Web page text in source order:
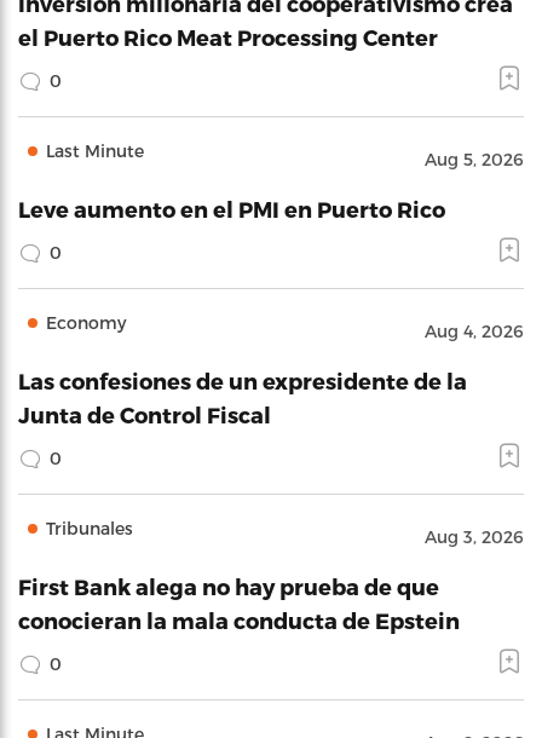
el Puerto Rico Meat Processing Center
0
Last Minute Aug 5, 2026
Leve aumento en el PMI en Puerto Rico
0
Economy Aug 4, 2026
Las confesiones de un expresidente de la
Junta de Control Fiscal
0
Tribunales Aug 3, 2026
First Bank alega no hay prueba de que
conocieran la mala conducta de Epstein
0
Last Minute